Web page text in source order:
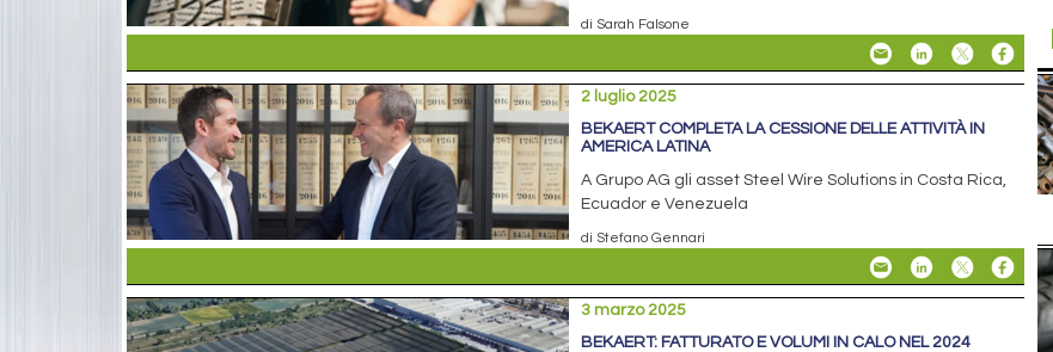
di Sarah Falsone
2 luglio 2025
BEKAERT COMPLETA LA CESSIONE DELLE ATTIVITÀ IN
AMERICA LATINA
A Grupo AG gli asset Steel Wire Solutions in Costa Rica,
Ecuador e Venezuela
di Stefano Gennari
3 marzo 2025
BEKAERT: FATTURATO E VOLUMI IN CALO NEL 2024